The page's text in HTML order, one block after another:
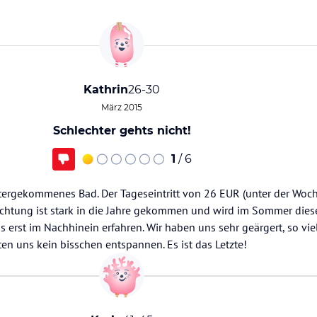
Kathrin26-30
März 2015
Schlechter gehts nicht!
1 / 6
Bad. Der Tageseintritt von 26 EUR (unter der
ist stark in die Jahre gekommen und wird im Sommer
erst im Nachhinein erfahren. Wir haben uns sehr geärgert, so
uns kein bisschen entspannen. Es ist das Letzte!